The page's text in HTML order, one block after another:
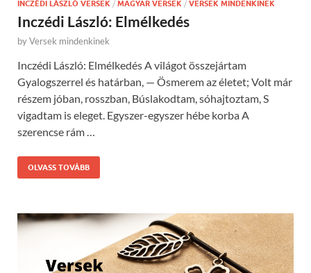
INCZÉDI LÁSZLÓ VERSEK / MAGYAR VERSEK / VERSEK MINDENKINEK
Inczédi László: Elmélkedés
byVersek mindenkinek
Inczédi László: Elmélkedés A világot összejártam
Gyalogszerrel és határban, — Ösmerem az életet; Volt már
részem jóban, rosszban, Búslakodtam, sóhajtoztam, S
vigadtam is eleget. Egyszer-egyszer hébe korba A
szerencse rám …
OLVASS TOVÁBB